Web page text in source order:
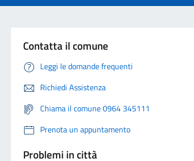
Contatta il comune
Leggi le domande frequenti
Richiedi Assistenza
Chiama il comune 0964 345111
Prenota un appuntamento
Problemi in città